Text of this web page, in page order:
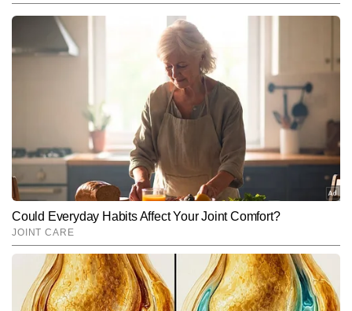
AUTHOR
सुजीत जी महाराज ज्योतिष और वास्तु विज्ञान एक्सपर्ट हैं जिन्हें 20 वर्षों का ज्योतिष,
तंत्र विज्ञान का अनुभव  हासिल हैं।  25000 से ऊपर लेख देश के कई बड़े पत्र
पत्रिकाओं में प्रकाशित हो चुके हैं और  कई बड़े पुरस्कार भी प्राप्त कर चुके हैं
जिसमें ,एक अमेरिका के संस्था से भी प्राप्त है। यह गणित के साथ फलित ज्योतिष
पर भी पकड़ रखते हैं और ज्योतिष के क्षेत्र में इन्हें कई सम्मान मिल चुके हैं।
Subscribe to our daily Newsletter!
SUBMIT